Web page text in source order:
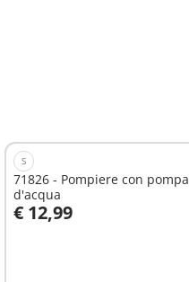
S
71826 - Pompiere con pompa
d'acqua
€ 12,99
Aggiungi al carrello